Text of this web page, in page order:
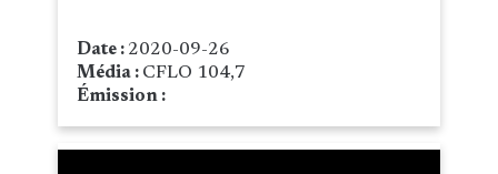
Date : 2020-09-26
Média : CFLO 104,7
Émission :